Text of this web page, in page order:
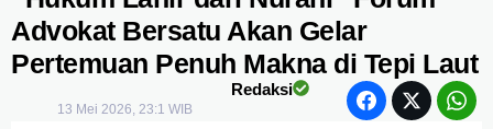
Advokat Bersatu Akan Gelar
Pertemuan Penuh Makna di Tepi Laut
Redaksi
13 Mei 2026, 23:1 WIB